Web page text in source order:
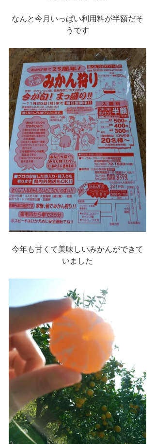
なんと今月いっぱい利用料が半額だそ
うです
今年も甘くて美味しいみかんができて
いました